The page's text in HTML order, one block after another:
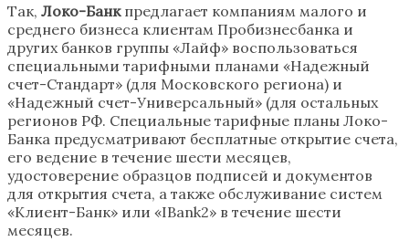
Так, Локо-Банкпредлагает компаниям малого и
среднего бизнеса клиентам Пробизнесбанка и
других банков группы «Лайф» воспользоваться
специальными тарифными планами «Надежный
счет-Стандарт» (для Московского региона) и
«Надежный счет-Универсальный» (для остальных
регионов РФ. Специальные тарифные планы Локо-
Банка предусматривают бесплатные открытие счета,
его ведение в течение шести месяцев,
удостоверение образцов подписей и документов
для открытия счета, а также обслуживание систем
«Клиент-Банк» или «IBank2» в течение шести
месяцев.